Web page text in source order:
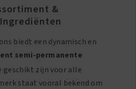
&
biedt een dynamisch en
semi-permanente
geschikt zijn voor alle
staat vooral bekend om